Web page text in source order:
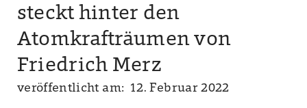
steckt hinter den
Atomkrafträumen von
Friedrich Merz
veröffentlicht am: 12. Februar 2022